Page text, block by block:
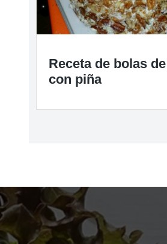
Receta de bolas
con piña